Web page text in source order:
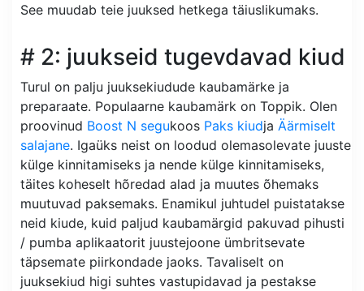
See muudab teie juuksed hetkega täiuslikumaks.
# 2: juukseid tugevdavad kiud
Turul on palju juuksekiudude kaubamärke ja
preparaate. Populaarne kaubamärk on Toppik. Olen
proovinud Boost N segukoos Paks kiudja Äärmiselt
salajane. Igaüks neist on loodud olemasolevate juuste
külge kinnitamiseks ja nende külge kinnitamiseks,
täites koheselt hõredad alad ja muutes õhemaks
muutuvad paksemaks. Enamikul juhtudel puistatakse
neid kiude, kuid paljud kaubamärgid pakuvad pihusti
/ pumba aplikaatorit juustejoone ümbritsevate
täpsemate piirkondade jaoks. Tavaliselt on
juuksekiud higi suhtes vastupidavad ja pestakse